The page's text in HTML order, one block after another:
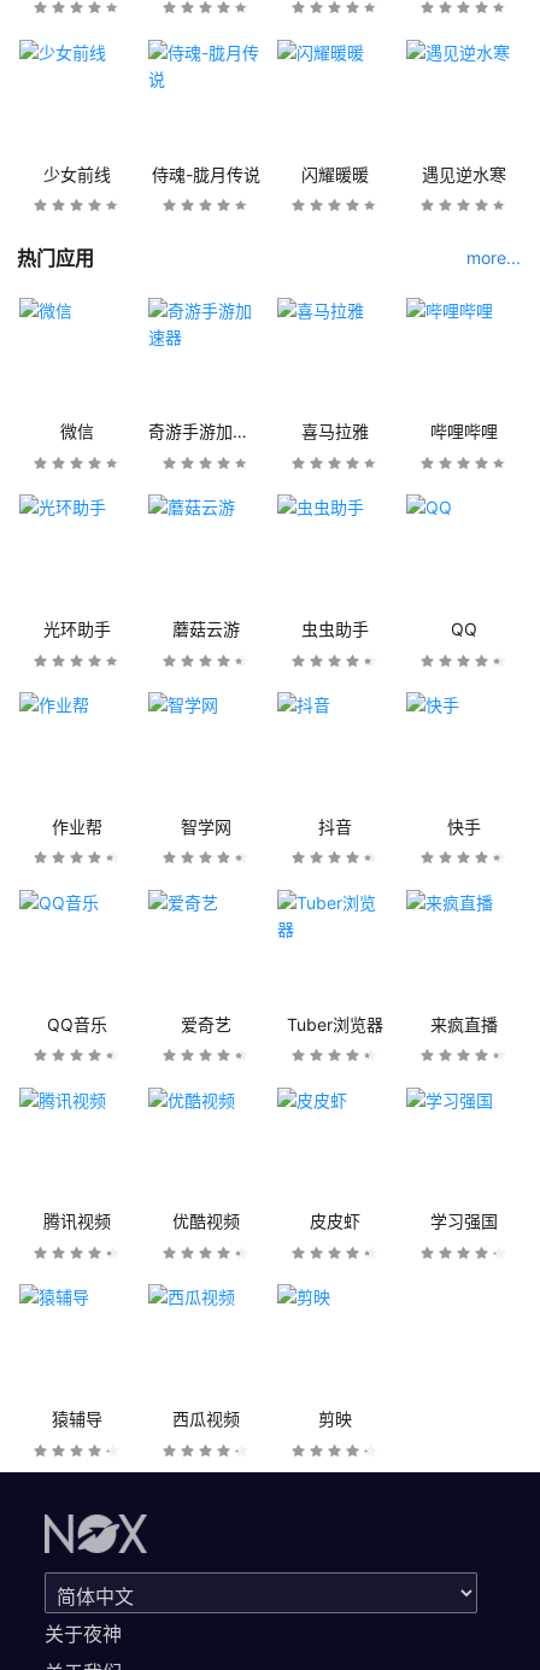
少女前线 侍魂-胧月传说 闪耀暖暖 遇见逆水寒
热门应用 more...
微信 奇游手游加速器 喜马拉雅 哔哩哔哩
光环助手 蘑菇云游 虫虫助手 QQ
作业帮 智学网 抖音 快手
QQ音乐 爱奇艺 Tuber浏览器 来疯直播
腾讯视频 优酷视频 皮皮虾 学习强国
猿辅导 西瓜视频 剪映
关于夜神